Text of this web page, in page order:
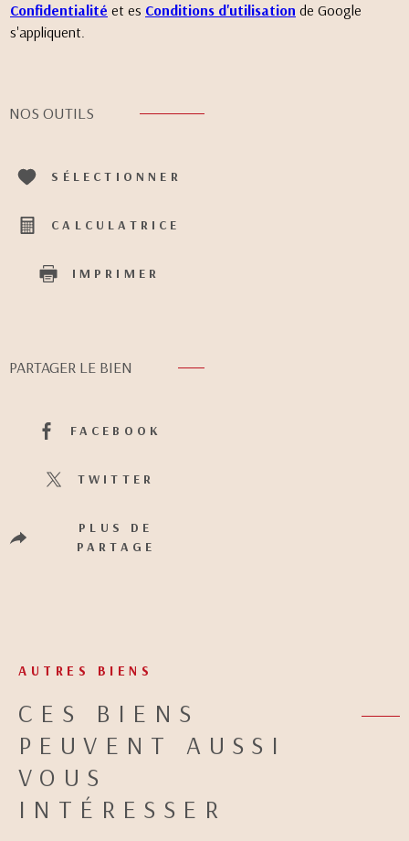
Confidentialité et es Conditions d'utilisation de Google
s'appliquent.
NOS OUTILS
SÉLECTIONNER
CALCULATRICE
IMPRIMER
PARTAGER LE BIEN
FACEBOOK
TWITTER
PLUS DE
PARTAGE
AUTRES BIENS
CES BIENS
PEUVENT AUSSI
VOUS
INTÉRESSER